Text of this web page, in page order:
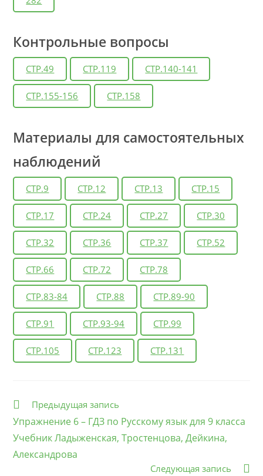
Контрольные вопросы
СТР.49 СТР.119 СТР.140-141
СТР.155-156 СТР.158
Материалы для самостоятельных
наблюдений
СТР.9 СТР.12 СТР.13 СТР.15
СТР.17 СТР.24 СТР.27 СТР.30
СТР.32 СТР.36 СТР.37 СТР.52
СТР.66 СТР.72 СТР.78
СТР.83-84 СТР.88 СТР.89-90
СТР.91 СТР.93-94 СТР.99
СТР.105 СТР.123 СТР.131
Еще
Предыдущая запись
Упражнение 6 – ГДЗ по Русскому язык для 9 класса
Учебник Ладыженская, Тростенцова, Дейкина,
Александрова
Следующая запись